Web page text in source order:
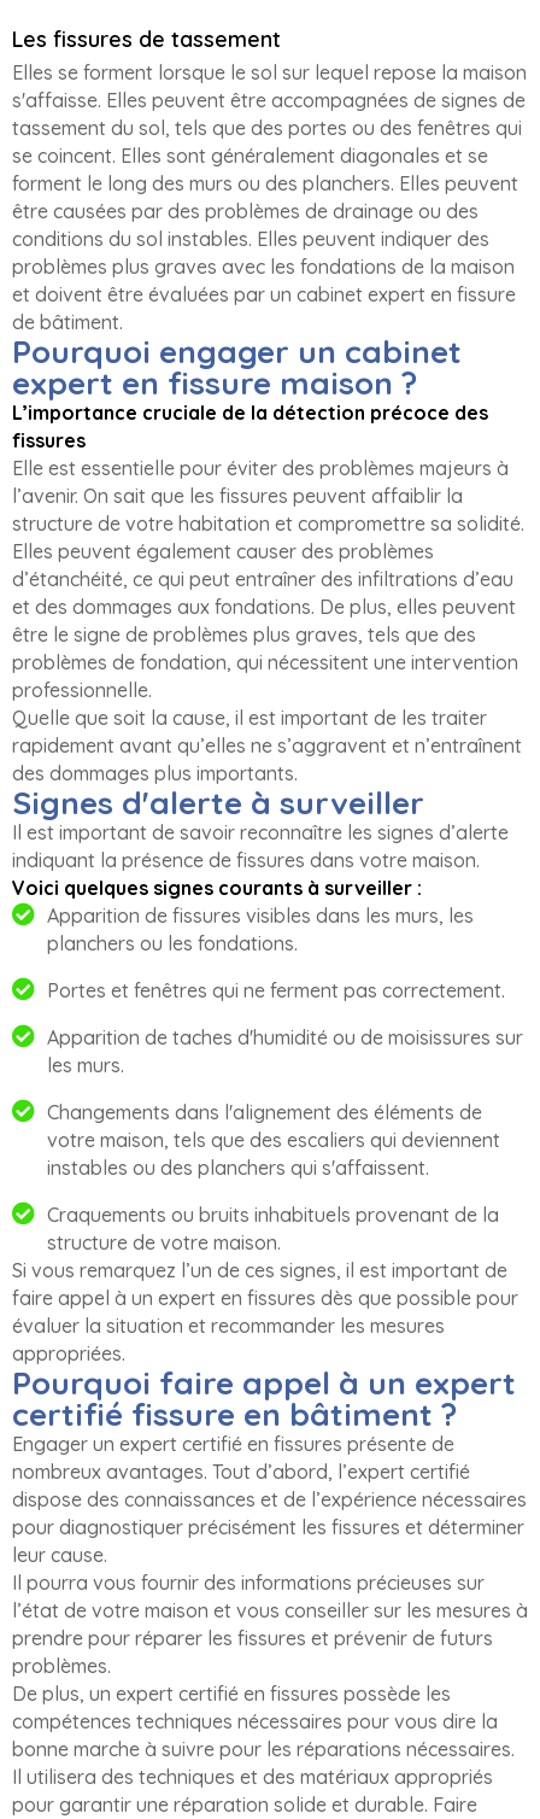
Les fissures de tassement
Elles se forment lorsque le sol sur lequel repose la maison
s'affaisse. Elles peuvent être accompagnées de signes de
tassement du sol, tels que des portes ou des fenêtres qui
se coincent. Elles sont généralement diagonales et se
forment le long des murs ou des planchers. Elles peuvent
être causées par des problèmes de drainage ou des
conditions du sol instables. Elles peuvent indiquer des
problèmes plus graves avec les fondations de la maison
et doivent être évaluées par un cabinet expert en fissure
de bâtiment.
Pourquoi engager un cabinet
expert en fissure maison ?
L’importance cruciale de la détection précoce des
fissures
Elle est essentielle pour éviter des problèmes majeurs à
l’avenir. On sait que les fissures peuvent affaiblir la
structure de votre habitation et compromettre sa solidité.
Elles peuvent également causer des problèmes
d’étanchéité, ce qui peut entraîner des infiltrations d’eau
et des dommages aux fondations. De plus, elles peuvent
être le signe de problèmes plus graves, tels que des
problèmes de fondation, qui nécessitent une intervention
professionnelle.
Quelle que soit la cause, il est important de les traiter
rapidement avant qu’elles ne s’aggravent et n’entraînent
des dommages plus importants.
Signes d'alerte à surveiller
Il est important de savoir reconnaître les signes d’alerte
indiquant la présence de fissures dans votre maison.
Voici quelques signes courants à surveiller :
Apparition de fissures visibles dans les murs, les
planchers ou les fondations.
Portes et fenêtres qui ne ferment pas correctement.
Apparition de taches d'humidité ou de moisissures sur
les murs.
Changements dans l'alignement des éléments de
votre maison, tels que des escaliers qui deviennent
instables ou des planchers qui s'affaissent.
Craquements ou bruits inhabituels provenant de la
structure de votre maison.
Si vous remarquez l’un de ces signes, il est important de
faire appel à un expert en fissures dès que possible pour
évaluer la situation et recommander les mesures
appropriées.
Pourquoi faire appel à un expert
certifié fissure en bâtiment ?
Engager un expert certifié en fissures présente de
nombreux avantages. Tout d’abord, l’expert certifié
dispose des connaissances et de l’expérience nécessaires
pour diagnostiquer précisément les fissures et déterminer
leur cause.
Il pourra vous fournir des informations précieuses sur
l’état de votre maison et vous conseiller sur les mesures à
prendre pour réparer les fissures et prévenir de futurs
problèmes.
De plus, un expert certifié en fissures possède les
compétences techniques nécessaires pour vous dire la
bonne marche à suivre pour les réparations nécessaires.
Il utilisera des techniques et des matériaux appropriés
pour garantir une réparation solide et durable. Faire